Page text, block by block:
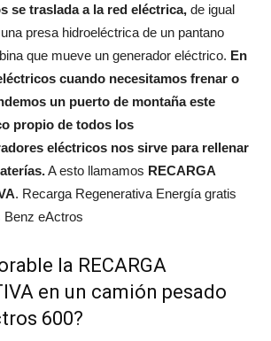
se traslada a la red eléctrica, de igual
presa hidroeléctrica de un pantano
que mueve un generador eléctrico. En
cuando necesitamos frenar o
un puerto de montaña este
propio de todos los
eléctricos nos sirve para rellenar
A esto llamamos RECARGA
. Recarga Regenerativa Energía gratis
Benz eActros
la RECARGA
en un camión pesado
600?